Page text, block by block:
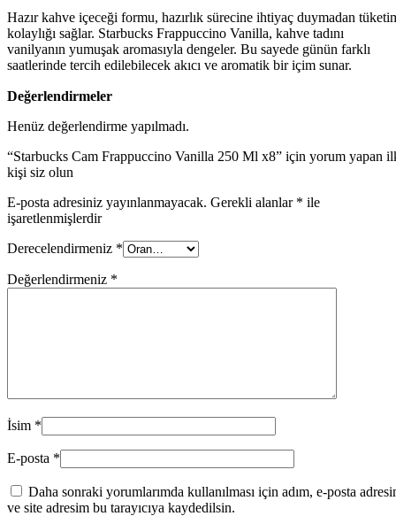
Hazır kahve içeceği formu, hazırlık sürecine ihtiyaç duymadan
kolaylığı sağlar. Starbucks Frappuccino Vanilla, kahve tadını
vanilyanın yumuşak aromasıyla dengeler. Bu sayede günün farklı
saatlerinde tercih edilebilecek akıcı ve aromatik bir içim sunar.
Değerlendirmeler
Henüz değerlendirme yapılmadı.
“Starbucks Cam Frappuccino Vanilla 250 Ml x8” için yorum yapan
kişi siz olun
E-posta adresiniz yayınlanmayacak. Gerekli alanlar * ile
işaretlenmişlerdir
Derecelendirmeniz *
Değerlendirmeniz *
İsim *
E-posta *
Daha sonraki yorumlarımda kullanılması için adım, e-posta
ve site adresim bu tarayıcıya kaydedilsin.